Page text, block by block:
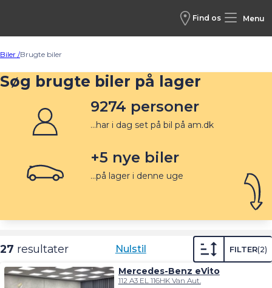
Find os Menu
Biler /Brugte biler
Søg brugte biler på lager
9274 personer
...har i dag set på bil på am.dk
+5 nye biler
...på lager i denne uge
27 resultater Nulstil FILTER 2
Mercedes-Benz eVito
112 A3 EL 116HK Van Aut.